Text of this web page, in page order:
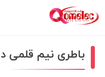
باطری نیم قلمی